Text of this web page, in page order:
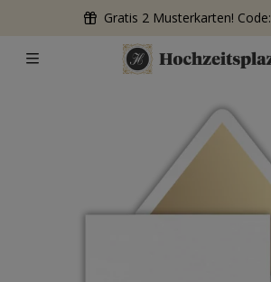
Gratis 2 Musterkarten! Code: